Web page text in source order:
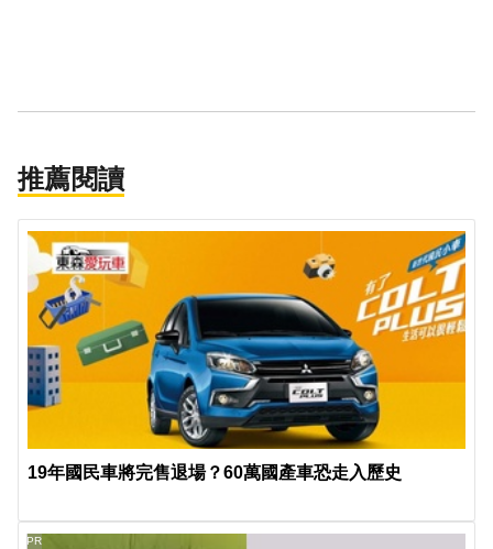
推薦閱讀
19年國民車將完售退場？60萬國產車恐走入歷史
PR